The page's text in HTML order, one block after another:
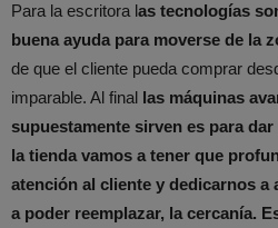
Para la escritora las tecnologías
buena ayuda para moverse de la
de que el cliente pueda comprar
imparable. Al final las máquinas
supuestamente sirven es para
la tienda vamos a tener que
atención al cliente y dedicarnos a
a poder reemplazar, la cercanía.